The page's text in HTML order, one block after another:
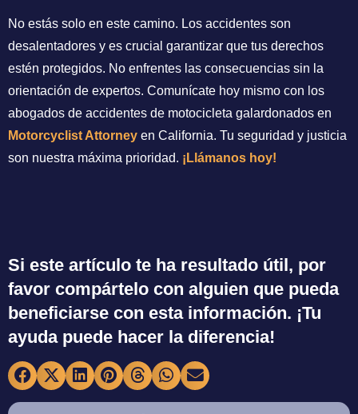
No estás solo en este camino. Los accidentes son
desalentadores y es crucial garantizar que tus derechos
estén protegidos. No enfrentes las consecuencias sin la
orientación de expertos. Comunícate hoy mismo con los
abogados de accidentes de motocicleta galardonados en
Motorcyclist Attorney en California. Tu seguridad y justicia
son nuestra máxima prioridad. ¡Llámanos hoy!
Si este artículo te ha resultado útil, por
favor compártelo con alguien que pueda
beneficiarse con esta información. ¡Tu
ayuda puede hacer la diferencia!